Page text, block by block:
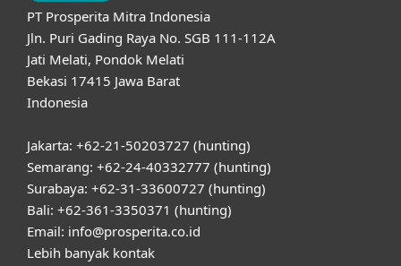
PT Prosperita Mitra Indonesia
Jln. Puri Gading Raya No. SGB 111-112A
Jati Melati, Pondok Melati
Bekasi 17415 Jawa Barat
Indonesia
Jakarta: +62-21-50203727 (hunting)
Semarang: +62-24-40332777 (hunting)
Surabaya: +62-31-33600727 (hunting)
Bali: +62-361-3350371 (hunting)
Email: info@prosperita.co.id
Lebih banyak kontak